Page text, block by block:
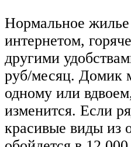
Нормальное
интернетом,
другими
руб/месяц. Домик
одному или
изменится. Если
красивые виды из